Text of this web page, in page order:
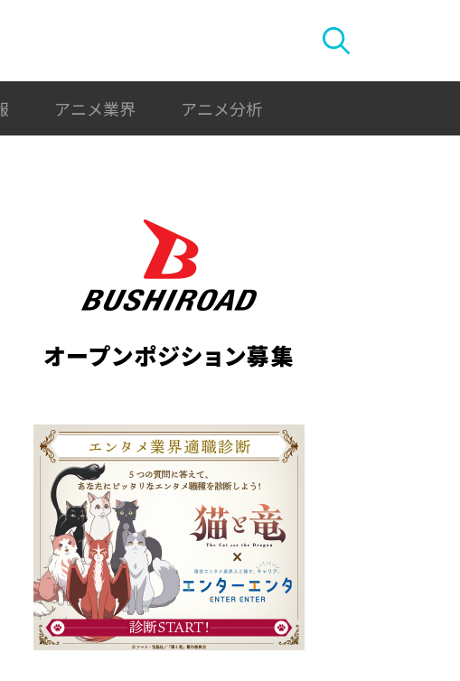
アニメ業界 アニメ分析